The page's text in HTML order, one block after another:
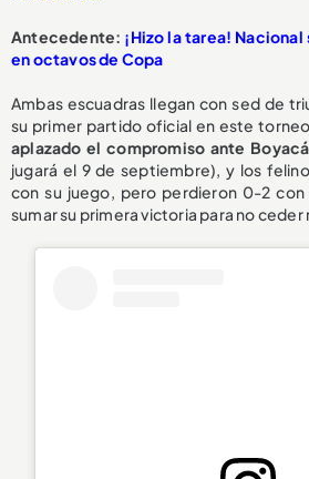
Antecedente: ¡Hizo la tarea!
en octavos de Copa
Ambas escuadras llegan con sed de
su primer partido oficial en este
aplazado el compromiso ante
jugará el 9 de septiembre), y los
con su juego, pero perdieron 0-2
sumar su primera victoria para no